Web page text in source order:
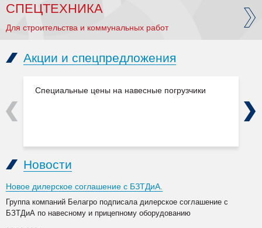
СПЕЦТЕХНИКА
Для строительства и коммунальных работ
Акции и спецпредложения
Специальные цены на навесные погрузчики
Previous Next
Новости
Новое дилерское соглашение с БЗТДиА.
Группа компаний Белагро подписала дилерское соглашение с
БЗТДиА по навесному и прицепному оборудованию